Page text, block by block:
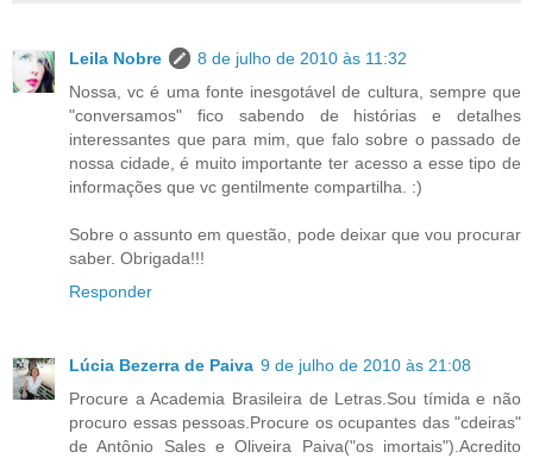
Leila Nobre
8 de julho de 2010 às 11:32
Nossa, vc é uma fonte inesgotável de cultura, sempre que
"conversamos" fico sabendo de histórias e detalhes
interessantes que para mim, que falo sobre o passado de
nossa cidade, é muito importante ter acesso a esse tipo de
informações que vc gentilmente compartilha. :)
Sobre o assunto em questão, pode deixar que vou procurar
saber. Obrigada!!!
Responder
Lúcia Bezerra de Paiva 9 de julho de 2010 às 21:08
Procure a Academia Brasileira de Letras.Sou tímida e não
procuro essas pessoas.Procure os ocupantes das "cdeiras"
de Antônio Sales e Oliveira Paiva("os imortais").Acredito